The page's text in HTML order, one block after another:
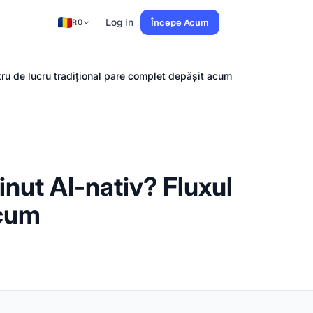
RO Log in Începe Acum
de lucru tradițional pare complet depășit acum
AI-nativ? Fluxul